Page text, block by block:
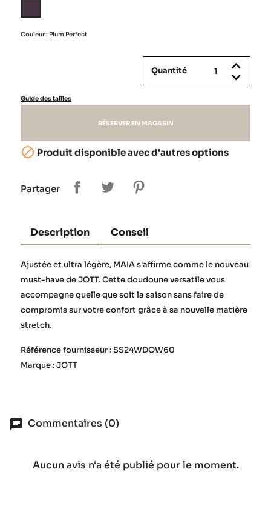
Perfect
Couleur : Plum Perfect
Quantité
Guide des tailles
RÉSERVER EN MAGASIN
 Produit disponible avec d'autres options
Partager
Description Conseil
Ajustée et ultra légère, MAIA s'affirme comme le nouveau
must-have de JOTT. Cette doudoune versatile vous
accompagne quelle que soit la saison sans faire de
compromis sur votre confort grâce à sa nouvelle matière
stretch.
Référence fournisseur : SS24WDOW60
Marque : JOTT
Commentaires (0)
Aucun avis n'a été publié pour le moment.